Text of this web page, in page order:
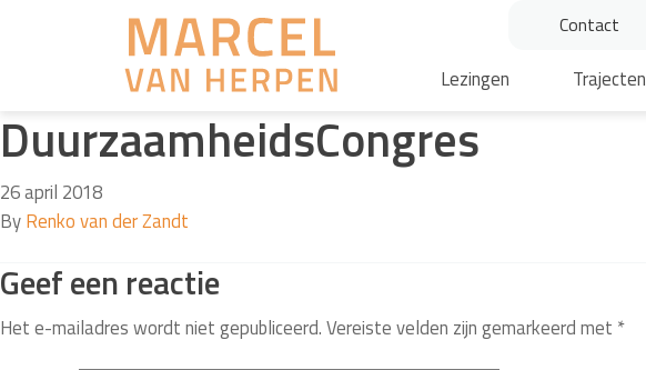
Contact
Lezingen Trajecten
DuurzaamheidsCongres
26 april 2018
ByRenko van der Zandt
Geef een reactie
Het e-mailadres wordt niet gepubliceerd.Vereiste velden zijn gemarkeerd met *